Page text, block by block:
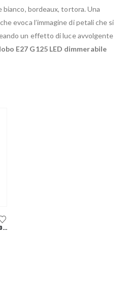
bordeaux, tortora. Una
evoca l’immagine di petali che si
un effetto di luce avvolgente
E27 G125 LED dimmerabile
Kartell Teresa Lampada da Tavolo